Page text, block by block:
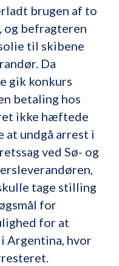
brugen af to
og befragteren
til skibene
Da
gik konkurs
betaling hos
ikke hæftede
at undgå arrest i
ved Sø- og
tage stilling
for
for at
Argentina, hvor